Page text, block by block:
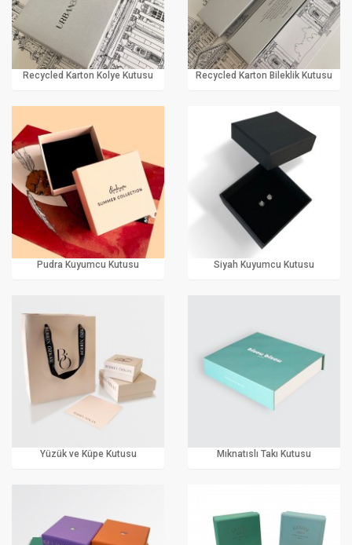
Recycled Karton Kolye Kutusu Recycled Karton Bileklik Kutusu
Pudra Kuyumcu Kutusu Siyah Kuyumcu Kutusu
Yüzük ve Küpe Kutusu Mıknatıslı Takı Kutusu